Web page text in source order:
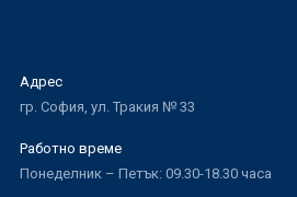
Адрес
гр. София, ул. Тракия № 33
Работно време
Понеделник – Петък: 09.30-18.30 часа